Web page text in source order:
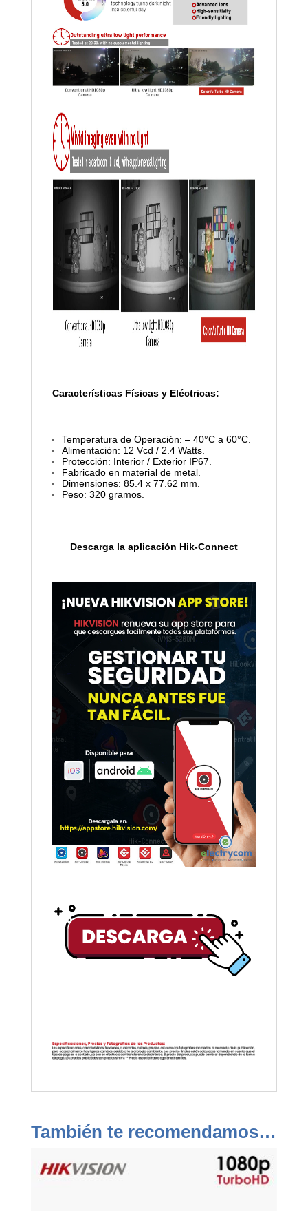
Características Físicas y Eléctricas:
Temperatura de Operación: – 40°C a 60°C.
Alimentación: 12 Vcd / 2.4 Watts.
Protección: Interior / Exterior IP67.
Fabricado en material de metal.
Dimensiones: 85.4 x 77.62 mm.
Peso: 320 gramos.
Descarga la aplicación Hik-Connect
También te recomendamos…